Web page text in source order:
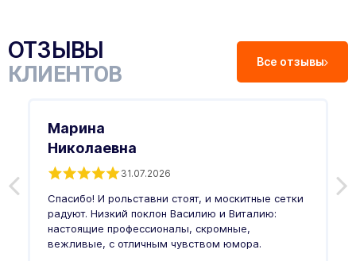
ОТЗЫВЫ
КЛИЕНТОВ Все отзывы
Марина
Николаевна
31.07.2026
Спасибо! И рольставни стоят, и москитные сетки
радуют. Низкий поклон Василию и Виталию:
настоящие профессионалы, скромные,
вежливые, с отличным чувством юмора.